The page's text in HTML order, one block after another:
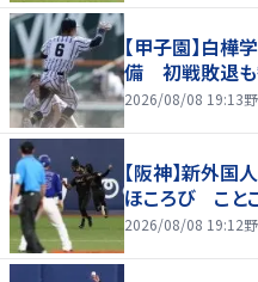
【甲子園】白樺
備 初戦敗退も
2026/08/08 19:13
【阪神】新外国
ほころび こと
2026/08/08 19:12